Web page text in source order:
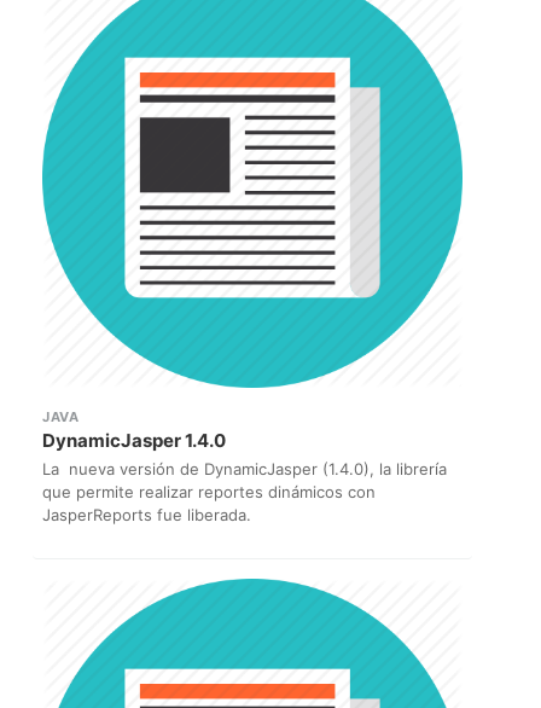
JAVA
DynamicJasper 1.4.0
La nueva versión de DynamicJasper (1.4.0), la librería
que permite realizar reportes dinámicos con
JasperReports fue liberada.